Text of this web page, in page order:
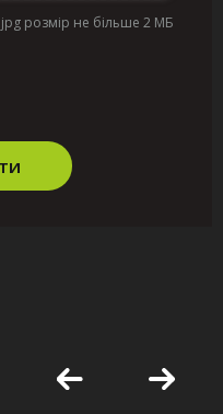
розмір не більше 2 МБ